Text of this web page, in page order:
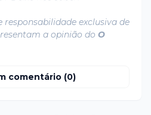
responsabilidade exclusiva de
a opinião do O
comentário (0)